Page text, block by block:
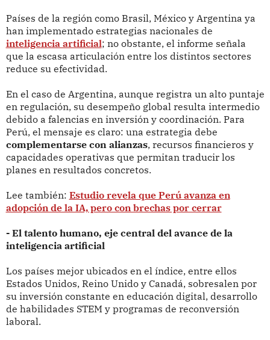
Países de la región como Brasil, México y Argentina ya
han implementado estrategias nacionales de
inteligencia artificial; no obstante, el informe señala
que la escasa articulación entre los distintos sectores
reduce su efectividad.
En el caso de Argentina, aunque registra un alto puntaje
en regulación, su desempeño global resulta intermedio
debido a falencias en inversión y coordinación. Para
Perú, el mensaje es claro: una estrategia debe
complementarse con alianzas, recursos financieros y
capacidades operativas que permitan traducir los
planes en resultados concretos.
Lee también: Estudio revela que Perú avanza en
adopción de la IA, pero con brechas por cerrar
- El talento humano, eje central del avance de la
inteligencia artificial
Los países mejor ubicados en el índice, entre ellos
Estados Unidos, Reino Unido y Canadá, sobresalen por
su inversión constante en educación digital, desarrollo
de habilidades STEM y programas de reconversión
laboral.